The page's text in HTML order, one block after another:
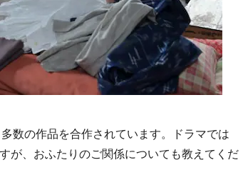
数の作品を合作されています。ドラマでは
が、おふたりのご関係についても教えてくだ